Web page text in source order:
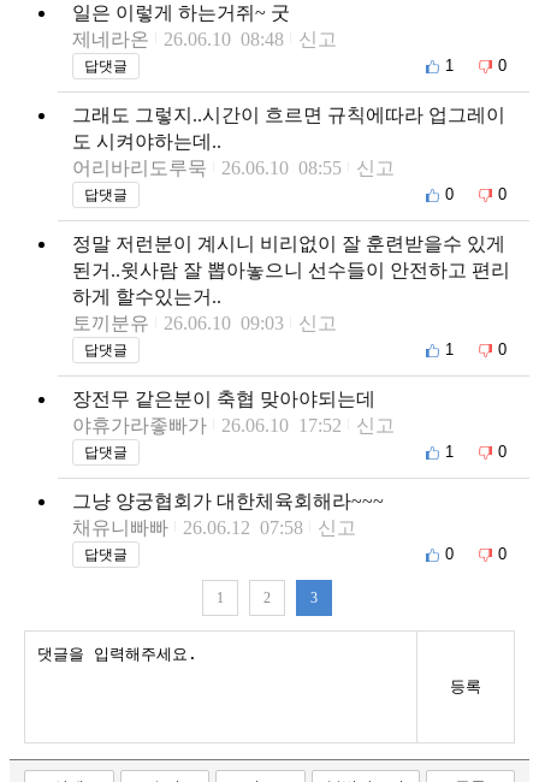
일은 이렇게 하는거쥐~ 굿
제네라온
26.06.10 08:48 신고
답댓글 1 0
그래도 그렇지..시간이 흐르면 규칙에따라 업그레이
도 시켜야하는데..
어리바리도루묵
26.06.10 08:55 신고
답댓글 0 0
정말 저런분이 계시니 비리없이 잘 훈련받을수 있게
된거..윗사람 잘 뽑아놓으니 선수들이 안전하고 편리
하게 할수있는거..
토끼분유
26.06.10 09:03 신고
답댓글 1 0
장전무 같은분이 축협 맞아야되는데
야휴가라좋빠가
26.06.10 17:52 신고
답댓글 1 0
그냥 양궁협회가 대한체육회해라~~~
채유니빠빠
26.06.12 07:58 신고
답댓글 0 0
1 2 3
등록